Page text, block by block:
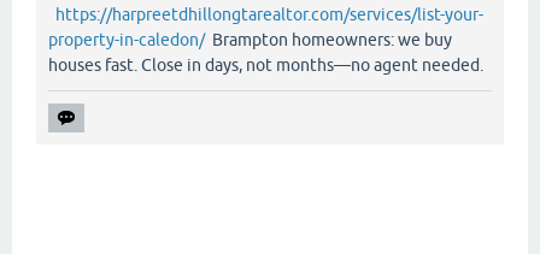
https://harpreetdhillongtarealtor.com/services/list-your-
property-in-caledon/Brampton homeowners: we buy
houses fast. Close in days, not months—no agent needed.